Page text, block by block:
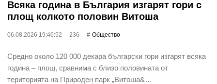
Всяка година в България изгарят гори с
площ колкото половин Витоша
06.08.2026 19:46:52 236 Общество
Средно около 120 000 декара български гори изгарят всяка
година – площ, сравнима с близо половината от
територията на Природен парк „Витоша&…